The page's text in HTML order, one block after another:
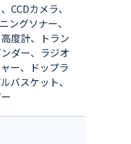
CCDカメラ、
ングソナー、
度計、トラン
ダー、ラジオ
ー、ドップラ
バスケット、